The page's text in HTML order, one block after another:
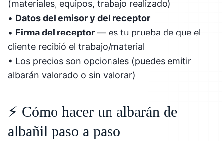
(materiales, equipos, trabajo realizado)
• Datos del emisor y del receptor
• Firma del receptor — es tu prueba de que el
cliente recibió el trabajo/material
• Los precios son opcionales (puedes emitir
albarán valorado o sin valorar)
⚡ Cómo hacer un albarán de
albañil paso a paso